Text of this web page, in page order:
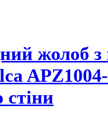
жолоб
стіни